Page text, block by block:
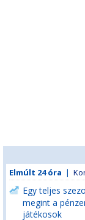
Elmúlt 24 óra |
Egy teljes
megint a
játékosok